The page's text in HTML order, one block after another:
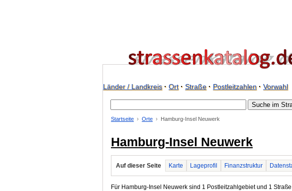
Länder / Landkreis· Ort· Straße· Postleitzahlen· Vorwahl
Startseite Orte Hamburg-Insel Neuwerk
Hamburg-Insel Neuwerk
Auf dieser Seite Karte Lageprofil Finanzstruktur
Für Hamburg-Insel Neuwerk sind 1 Postleitzahlgebiet und 1